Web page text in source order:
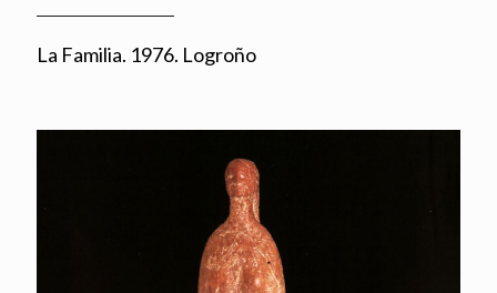
La Familia. 1976. Logroño